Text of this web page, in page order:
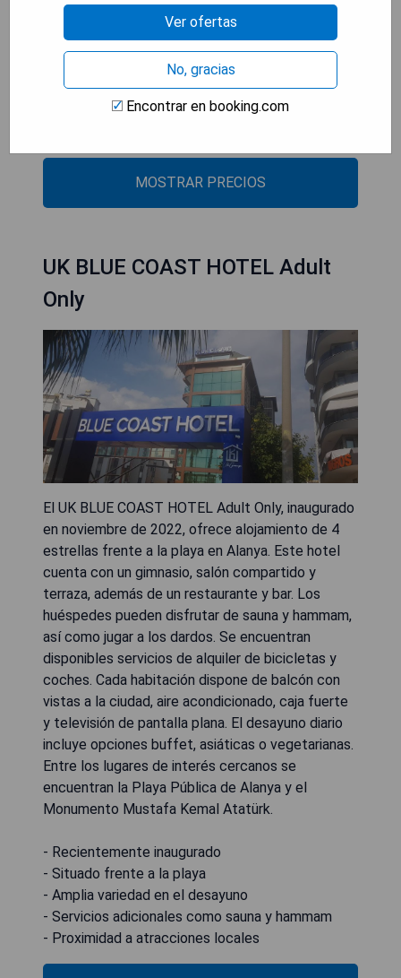
- Piscina al aire libre
- Cerca de la playa Kleopatra
- Club infantil para niños
- Entretenimiento nocturno varias veces por
MOSTRAR PRECIOS
UK BLUE COAST HOTEL Adult
Only
El UK BLUE COAST HOTEL Adult Only, inaugurado
en noviembre de 2022, ofrece alojamiento de 4
estrellas frente a la playa en Alanya. Este hotel
cuenta con un gimnasio, salón compartido y
terraza, además de un restaurante y bar. Los
huéspedes pueden disfrutar de sauna y hammam,
así como jugar a los dardos. Se encuentran
disponibles servicios de alquiler de bicicletas y
coches. Cada habitación dispone de balcón con
vistas a la ciudad, aire acondicionado, caja fuerte
y televisión de pantalla plana. El desayuno diario
incluye opciones buffet, asiáticas o vegetarianas.
Entre los lugares de interés cercanos se
encuentran la Playa Pública de Alanya y el
Monumento Mustafa Kemal Atatürk.
- Recientemente inaugurado
- Situado frente a la playa
- Amplia variedad en el desayuno
- Servicios adicionales como sauna y hammam
- Proximidad a atracciones locales
Ver ofertas
No, gracias
Encontrar en booking.com